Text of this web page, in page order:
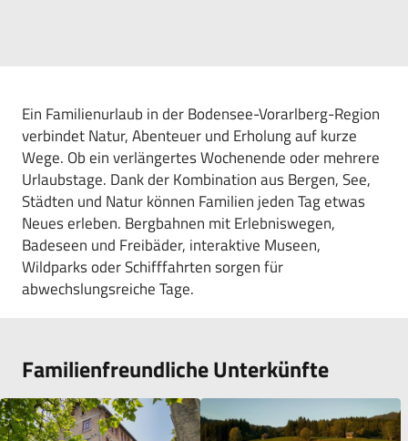
Ein Familienurlaub in der Bodensee-Vorarlberg-Region
verbindet Natur, Abenteuer und Erholung auf kurze
Wege. Ob ein verlängertes Wochenende oder mehrere
Urlaubstage. Dank der Kombination aus Bergen, See,
Städten und Natur können Familien jeden Tag etwas
Neues erleben. Bergbahnen mit Erlebniswegen,
Badeseen und Freibäder, interaktive Museen,
Wildparks oder Schifffahrten sorgen für
abwechslungsreiche Tage.
Familienfreundliche Unterkünfte